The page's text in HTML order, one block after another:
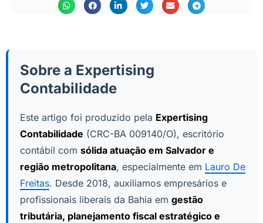
Sobre a Expertising
Contabilidade
Este artigo foi produzido pela Expertising
Contabilidade (CRC-BA 009140/O), escritório
contábil com sólida atuação em Salvador e
região metropolitana, especialmente em Lauro De
Freitas. Desde 2018, auxiliamos empresários e
profissionais liberais da Bahia em gestão
tributária, planejamento fiscal estratégico e